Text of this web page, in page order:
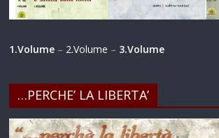
1.Volume – 2.Volume – 3.Volume
…PERCHE’ LA LIBERTA’